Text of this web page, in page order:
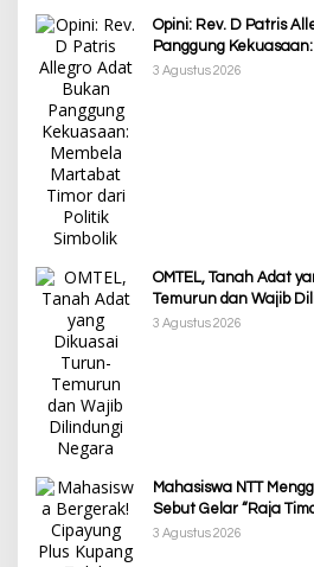
Opini: Rev. D Patris
Panggung
dari Politik Simbolik
3 Agustus 2026
OMTEL, Tanah Adat
Temurun dan Wajib
3 Agustus 2026
Mahasiswa NTT
Sebut Gelar “Raja
Kepentingan Politik
3 Agustus 2026